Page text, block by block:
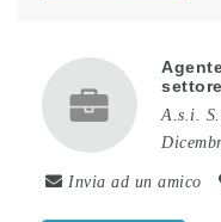
A.s.i.
Invia ad un amico